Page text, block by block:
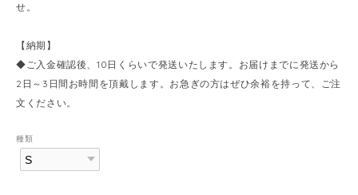
せ。
【納期】
◆ご入金確認後、10日くらいで発送いたします。お届けまでに発送から
2日～3日間お時間を頂戴します。お急ぎの方はぜひ余裕を持って、ご注
文ください。
種類